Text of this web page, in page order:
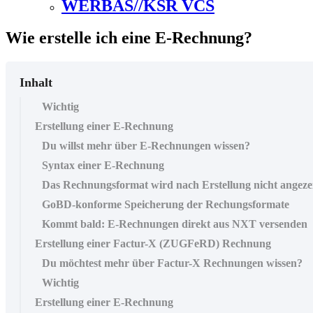
WERBAS//KSR VCS
Wie erstelle ich eine E-Rechnung?
Inhalt
Wichtig
Erstellung einer E-Rechnung
Du willst mehr über E-Rechnungen wissen?
Syntax einer E-Rechnung
Das Rechnungsformat wird nach Erstellung nicht
GoBD-konforme Speicherung der Rechungsformate
Kommt bald: E-Rechnungen direkt aus NXT versenden
Erstellung einer Factur-X (ZUGFeRD) Rechnung
Du möchtest mehr über Factur-X Rechnungen wissen?
Wichtig
Erstellung einer E-Rechnung